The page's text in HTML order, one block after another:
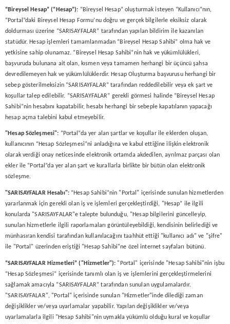
“Bireysel Hesap” (“Hesap”): “Bireysel Hesap” oluşturmak isteyen “Kullanıcı”nın,
“Portal”daki Bireysel Hesap Formu’nu doğru ve gerçek bilgilerle eksiksiz olarak
doldurması üzerine “SARISAYFALAR” tarafından yapılan bildirim ile kazanılan
statüdür. Hesap işlemleri tamamlanmadan “Bireysel Hesap Sahibi” olma hak ve
yetkisine sahip olunamaz. “Bireysel Hesap Sahibi”nin hak ve yükümlülükleri,
başvuruda bulunana ait olan, kısmen veya tamamen herhangi bir üçüncü şahsa
devredilemeyen hak ve yükümlülüklerdir. Hesap Oluşturma başvurusu herhangi bir
sebep gösterilmeksizin “SARISAYFALAR” tarafından reddedilebilir veya ek şart ve
koşullar talep edilebilir. “SARISAYFALAR” gerekli görmesi halinde “Bireysel Hesap
Sahibi”nin hesabını kapatabilir, hesabı herhangi bir sebeple kapatılanın yapacağı
hesap açma talebini kabul etmeyebilir.
"Hesap Sözleşmesi": “Portal”da yer alan şartlar ve koşullar ile eklerden oluşan,
kullanıcının “Hesap Sözleşmesi”ni anladığına ve kabul ettiğine ilişkin elektronik
olarak verdiği onay neticesinde elektronik ortamda akdedilen, ayrılmaz parçası olan
ekler ile “Portal”da yer alan şart ve kurallarla birlikte bir bütün olan elektronik
sözleşme.
"SARISAYFALARHesabı":“Hesap Sahibi”nin "Portal" içerisinde sunulan hizmetlerden
yararlanmak için gerekli olan iş ve işlemleri gerçekleştirdiği, "Hesap” ile ilgili
konularda "SARISAYFALAR"e talepte bulunduğu, "Hesap bilgilerini güncelleyip,
sunulan hizmetlerle ilgili raporlamaları görüntüleyebildiği, kendisinin belirlediği ve
münhasıran kendisi tarafından kullanılacağını taahhüt ettiği "kullanıcı adı" ve "şifre"
ile "Portal" üzerinden eriştiği "Hesap Sahibi"ne özel internet sayfaları bütünü.
“SARISAYFALARHizmetleri” ("Hizmetler"): "Portal" içerisinde "Hesap Sahibi"nin işbu
“Hesap Sözleşmesi” içerisinde tanımlı olan iş ve işlemlerini gerçekleştirmelerini
sağlamak amacıyla “SARISAYFALAR” tarafından sunulan uygulamalardır.
"SARISAYFALAR", "Portal" içerisinde sunulan "Hizmetler"inde dilediği zaman
değişiklikler ve/veya uyarlamalar yapabilir. Yapılan değişiklikler ve/veya
uyarlamalarla ilgili "Hesap Sahibi"nin uymakla yükümlü olduğu kural ve koşullar